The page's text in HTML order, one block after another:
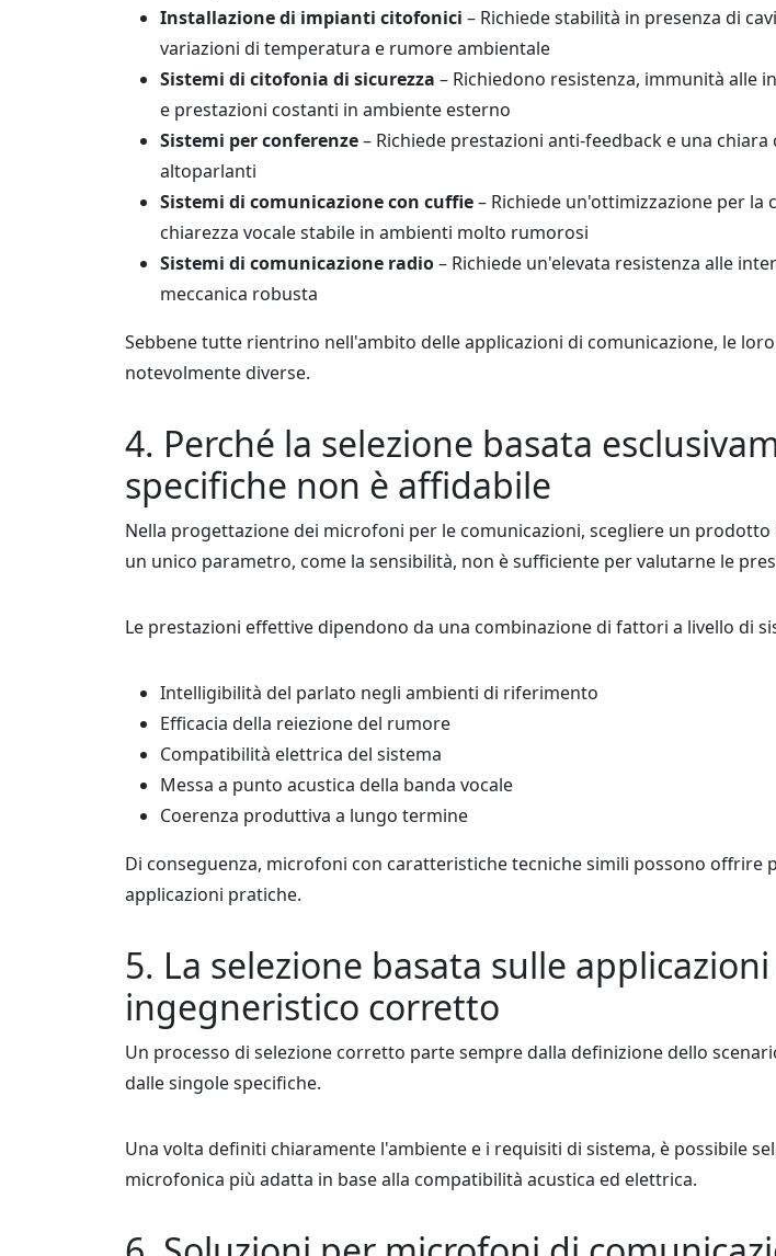
Installazione di impianti citofonici – Richiede stabilità in presenza di
variazioni di temperatura e rumore ambientale
Sistemi di citofonia di sicurezza – Richiedono resistenza, immunità alle
e prestazioni costanti in ambiente esterno
Sistemi per conferenze– Richiede prestazioni anti-feedback e una
altoparlanti
Sistemi di comunicazione con cuffie– Richiede un'ottimizzazione per la
chiarezza vocale stabile in ambienti molto rumorosi
Sistemi di comunicazione radio– Richiede un'elevata resistenza alle
meccanica robusta
Sebbene tutte rientrino nell'ambito delle applicazioni di comunicazione, le
notevolmente diverse.
4. Perché la selezione basata
specifiche non è affidabile
Nella progettazione dei microfoni per le comunicazioni, scegliere un prodotto
un unico parametro, come la sensibilità, non è sufficiente per valutarne le
Le prestazioni effettive dipendono da una combinazione di fattori a livello di
Intelligibilità del parlato negli ambienti di riferimento
Efficacia della reiezione del rumore
Compatibilità elettrica del sistema
Messa a punto acustica della banda vocale
Coerenza produttiva a lungo termine
Di conseguenza, microfoni con caratteristiche tecniche simili possono offrire
applicazioni pratiche.
5. La selezione basata sulle
ingegneristico corretto
Un processo di selezione corretto parte sempre dalla definizione dello
dalle singole specifiche.
Una volta definiti chiaramente l'ambiente e i requisiti di sistema, è possibile
microfonica più adatta in base alla compatibilità acustica ed elettrica.